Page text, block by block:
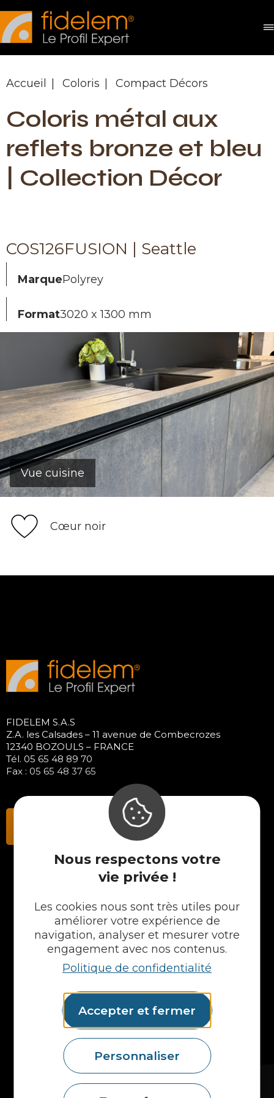
Panneau de gestion des cookies
Nous respectons votre
vie privée !
Les cookies nous sont très utiles pour
améliorer votre expérience de
navigation, analyser et mesurer votre
engagement avec nos contenus.
Politique de confidentialité
Accepter et fermer
Personnaliser
Accueil Coloris Compact Décors
Coloris métal aux
reflets bronze et bleu
| Collection Décor
COS126FUSION | Seattle
MarquePolyrey
Format3020 x 1300 mm
Vue cuisine
Cœur noir
FIDELEM S.A.S
Z.A. les Calsades – 11 avenue de Combecrozes
12340 BOZOULS – FRANCE
Tél. 05 65 48 89 70
Fax : 05 65 48 37 65
Contactez-nous
Plans en Stratifié
Plans en Compact
Crédences
Cuves
Portes et façades
Formes spéciales
Etagères
Accessoires
Plans vasques
Mural
MAIS AUSSI...